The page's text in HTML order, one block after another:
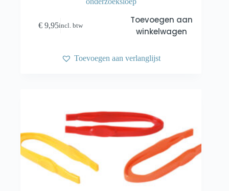
€ 9,95incl. btw
Toevoegen aan
winkelwagen
Toevoegen aan verlanglijst